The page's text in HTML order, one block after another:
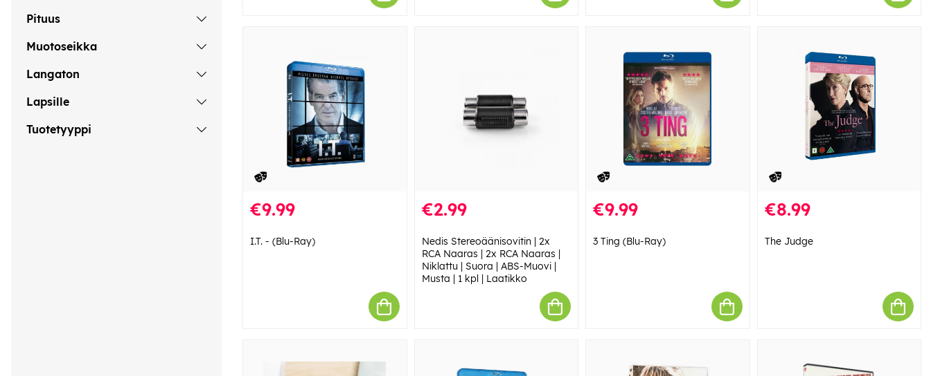
Pituus
Muotoseikka
Langaton
Lapsille
Tuotetyyppi
€9.99
I.T. - (Blu-Ray)
€2.99
Nedis Stereoäänisovitin | 2x
RCA Naaras | 2x RCA Naaras |
Niklattu | Suora | ABS-Muovi |
Musta | 1 kpl | Laatikko
€9.99
3 Ting (Blu-Ray)
€8.99
The Judge